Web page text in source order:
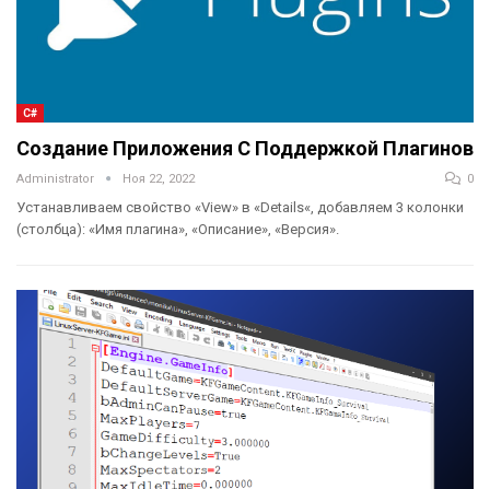
C#
Создание Приложения С Поддержкой Плагинов
Administrator Ноя 22, 2022 0
Устанавливаем свойство «View» в «Details«, добавляем 3 колонки
(столбца): «Имя плагина», «Описание», «Версия».